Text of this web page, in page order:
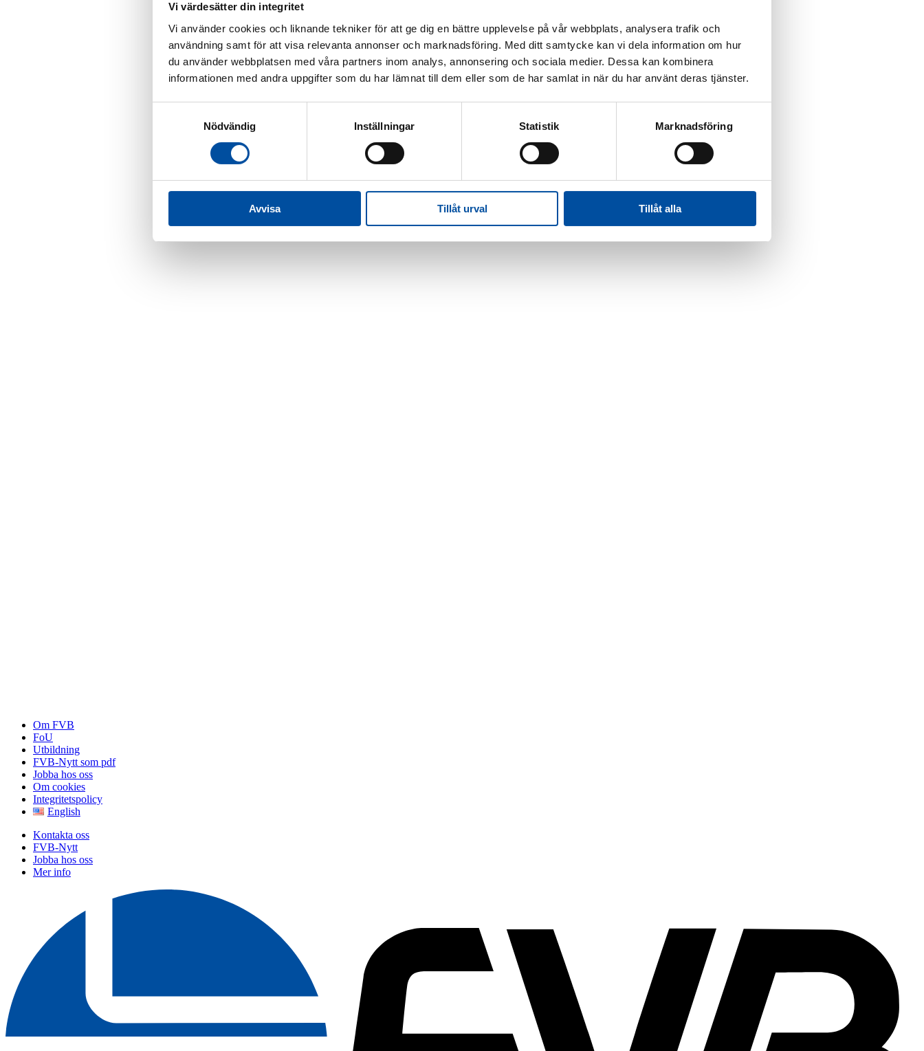
Vi värdesätter din integritet
Vi använder cookies och liknande tekniker för att ge dig en bättre upplevelse på vår webbplats, analysera trafik och
användning samt för att visa relevanta annonser och marknadsföring. Med ditt samtycke kan vi dela information om hur
du använder webbplatsen med våra partners inom analys, annonsering och sociala medier. Dessa kan kombinera
informationen med andra uppgifter som du har lämnat till dem eller som de har samlat in när du har använt deras tjänster.
Nödvändig
Inställningar Statistik Marknadsföring
Avvisa Tillåt urval Tillåt alla
Om FVB
FoU
Utbildning
FVB-Nytt som pdf
Jobba hos oss
Om cookies
Integritetspolicy
English
Kontakta oss
FVB-Nytt
Jobba hos oss
Mer info